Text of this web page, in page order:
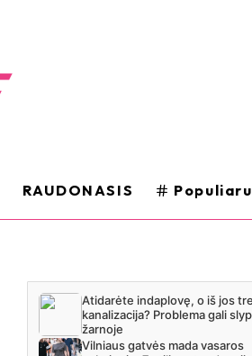
RAUDONASIS Populiaru